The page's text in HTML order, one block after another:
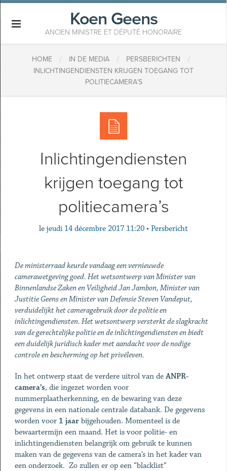
Koen Geens
ANCIEN MINISTRE ET DÉPUTÉ HONORAIRE
HOME / IN DE MEDIA / PERSBERICHTEN /
INLICHTINGENDIENSTEN KRIJGEN TOEGANG TOT
POLITIECAMERA’S
Inlichtingendiensten
krijgen toegang tot
politiecamera’s
le jeudi 14 décembre 2017 11:20 • Persbericht
De ministerraad keurde vandaag een vernieuwde
camerawetgeving goed. Het wetsontwerp van Minister van
Binnenlandse Zaken en Veiligheid Jan Jambon, Minister van
Justitie Geens en Minister van Defensie Steven Vandeput,
verduidelijkt het cameragebruik door de politie en
inlichtingendiensten. Het wetsontwerp versterkt de slagkracht
van de gerechtelijke politie en de inlichtingendiensten en biedt
een duidelijk juridisch kader met aandacht voor de nodige
controle en bescherming op het privéleven.
In het ontwerp staat de verdere uitrol van deANPR-
camera’s, die ingezet worden voor
nummerplaatherkenning, en de bewaring van deze
gegevens in een nationale centrale databank. De gegevens
worden voor 1 jaarbijgehouden. Momenteel is de
bewaartermijn een maand. Het is voor politie- en
inlichtingendiensten belangrijk om gebruik te kunnen
maken van de gegevens van de camera’s in het kader van
een onderzoek. Zo zullen er op een “blacklist”